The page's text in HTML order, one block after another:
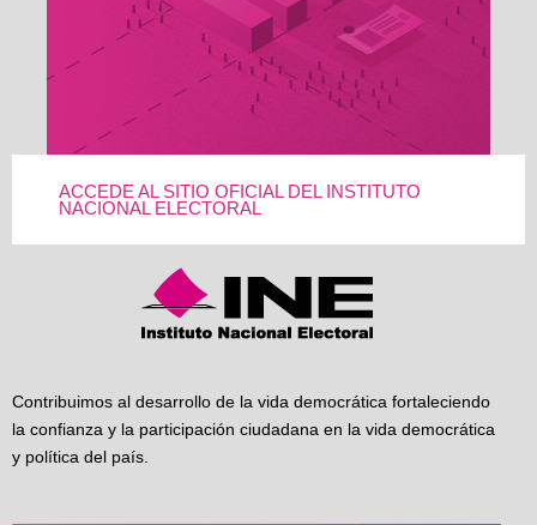
ACCEDE AL SITIO OFICIAL DEL INSTITUTO
NACIONAL ELECTORAL
Contribuimos al desarrollo de la vida democrática fortaleciendo
la confianza y la participación ciudadana en la vida democrática
y política del país.